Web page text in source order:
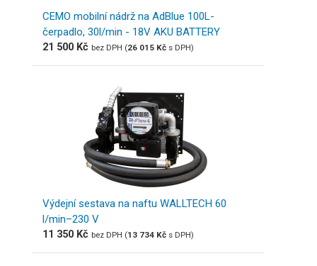
CEMO mobilní nádrž na AdBlue 100L-
čerpadlo, 30l/min - 18V AKU BATTERY
21 500 Kč bez DPH (26 015 Kč s DPH)
Výdejní sestava na naftu WALLTECH 60
l/min–230 V
11 350 Kč bez DPH (13 734 Kč s DPH)